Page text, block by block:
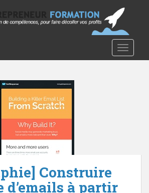
Construire
d’emails à partir